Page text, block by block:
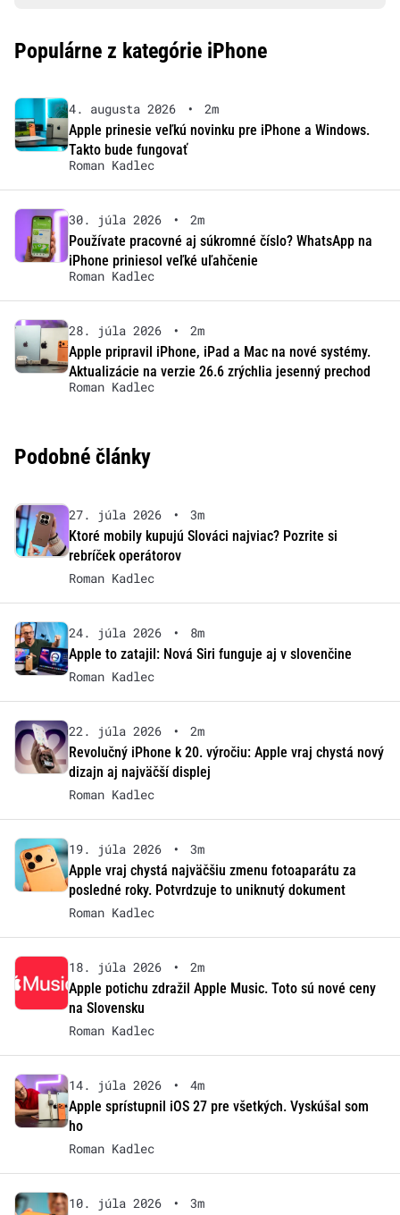
Populárne z kategórie iPhone
4. augusta 2026 •
2m
Apple prinesie veľkú novinku pre iPhone a Windows.
Takto bude fungovať
Roman Kadlec
30. júla 2026 •
2m
Používate pracovné aj súkromné číslo? WhatsApp na
iPhone priniesol veľké uľahčenie
Roman Kadlec
28. júla 2026 •
2m
Apple pripravil iPhone, iPad a Mac na nové systémy.
Aktualizácie na verzie 26.6 zrýchlia jesenný prechod
Roman Kadlec
Podobné články
27. júla 2026 •
3m
Ktoré mobily kupujú Slováci najviac? Pozrite si
rebríček operátorov
Roman Kadlec
24. júla 2026 •
8m
Apple to zatajil: Nová Siri funguje aj v slovenčine
Roman Kadlec
22. júla 2026 •
2m
Revolučný iPhone k 20. výročiu: Apple vraj chystá nový
dizajn aj najväčší displej
Roman Kadlec
19. júla 2026 •
3m
Apple vraj chystá najväčšiu zmenu fotoaparátu za
posledné roky. Potvrdzuje to uniknutý dokument
Roman Kadlec
18. júla 2026 •
2m
Apple potichu zdražil Apple Music. Toto sú nové ceny
na Slovensku
Roman Kadlec
14. júla 2026 •
4m
Apple sprístupnil iOS 27 pre všetkých. Vyskúšal som
ho
Roman Kadlec
10. júla 2026 •
3m